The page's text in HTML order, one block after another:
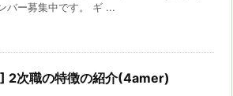
バー募集中です。 ギ ...
2次職の特徴の紹介(4amer)